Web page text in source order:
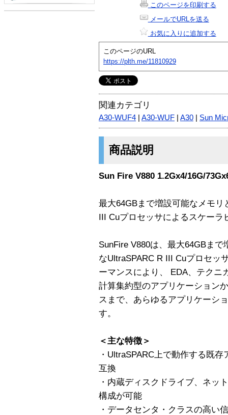
このページを印刷する
メールでURLを送る
お気に入りに追加する
このページのURL
https://plth.me/11810929
関連カテゴリ
A30-WUF4 A30-WUF A30 Sun
商品説明
Sun Fire V880 1.2Gx4/16G/
最大64GBまで増設可能なメモ
III Cuプロセッサによるスケーラ
SunFire V880は、最大64GBま
なUltraSPARC R III Cuプロセッ
ーマンスにより、 EDA、テクニ
計算集約型のアプリケーション
スまで、あらゆるアプリケーシ
す。
＜主な特徴＞
・UltraSPARC上で動作する既
互換
・内蔵ディスクドライブ、ネッ
構成が可能
・データセンタ・クラスの高い